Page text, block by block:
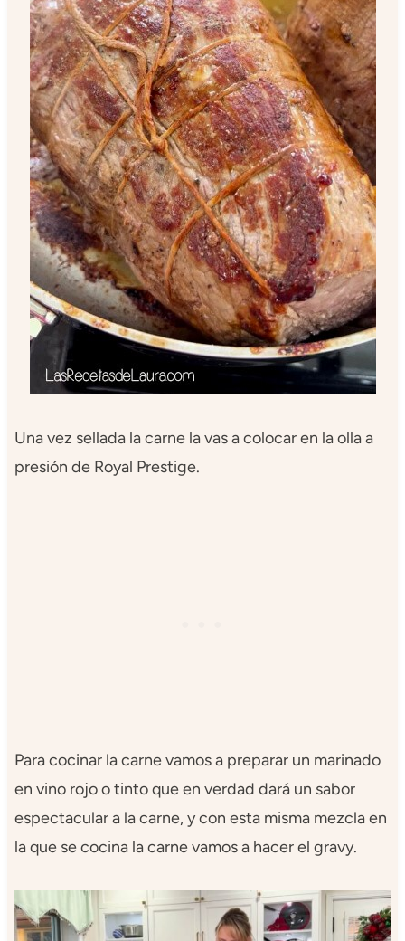
Una vez sellada la carne la vas a colocar en la olla a
presión de Royal Prestige.
Para cocinar la carne vamos a preparar un marinado
en vino rojo o tinto que en verdad dará un sabor
espectacular a la carne, y con esta misma mezcla en
la que se cocina la carne vamos a hacer el gravy.